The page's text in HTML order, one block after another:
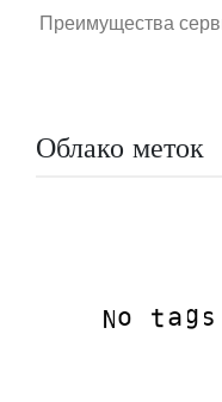
Преимущества
Облако меток